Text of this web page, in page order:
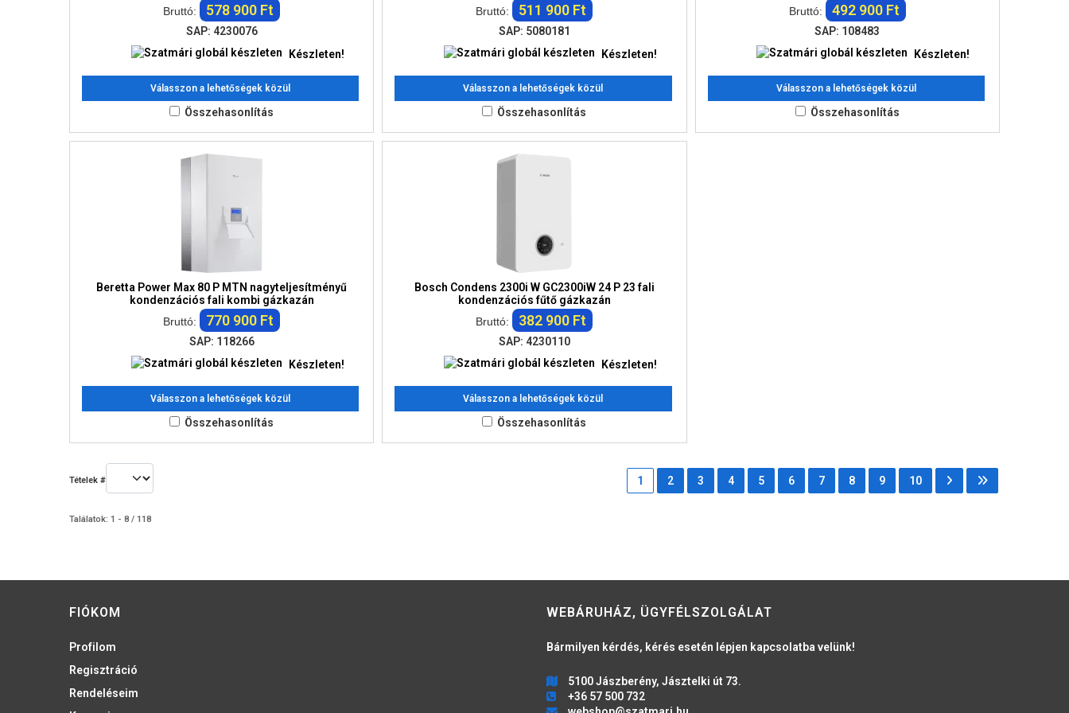
Bruttó: 578 900 Ft
SAP: 4230076
Készleten!
Válasszon a lehetőségek közül
Összehasonlítás
Bruttó: 511 900 Ft
SAP: 5080181
Készleten!
Válasszon a lehetőségek közül
Összehasonlítás
Bruttó: 492 900 Ft
SAP: 108483
Készleten!
Válasszon a lehetőségek közül
Összehasonlítás
Beretta Power Max 80 P MTN nagyteljesítményű
kondenzációs fali kombi gázkazán
Bruttó:
770 900 Ft
SAP: 118266
Készleten!
Válasszon a lehetőségek közül
Összehasonlítás
Bosch Condens 2300i W GC2300iW 24 P 23 fali
kondenzációs fűtő gázkazán
Bruttó:
382 900 Ft
SAP: 4230110
Készleten!
Válasszon a lehetőségek közül
Összehasonlítás
Tételek # 1 2 3 4 5 6 7 8 9 10
Találatok: 1 - 8 / 118
FIÓKOM
Profilom
Regisztráció
Rendeléseim
WEBÁRUHÁZ, ÜGYFÉLSZOLGÁLAT
Bármilyen kérdés, kérés esetén lépjen kapcsolatba velünk!
5100 Jászberény, Jásztelki út 73.
+36 57 500 732